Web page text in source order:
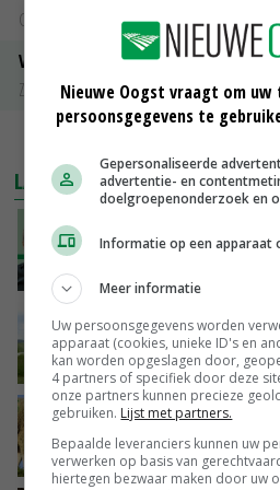
Groningen
Volle melkpoeder
Zuivel NL
LAATSTE NIEUWS
Lobith’
POAH!: John Deere
VANDAAG, 10:00
Geen vee meer op
door
VANDAAG, 09:48
Nieuwe Oogst vraagt om
persoonsgegevens te
Gepersonaliseerde
advertentie- en
doelgroepenonderzoek en
Informatie op een apparaat
Meer informatie
Uw persoonsgegevens worden
apparaat (cookies, unieke ID's en
kan worden opgeslagen door,
4 partners of specifiek door deze
onze partners kunnen precieze
gebruiken. Lijst met partners.
Bepaalde leveranciers kunnen uw
verwerken op basis van
hiertegen bezwaar maken door uw